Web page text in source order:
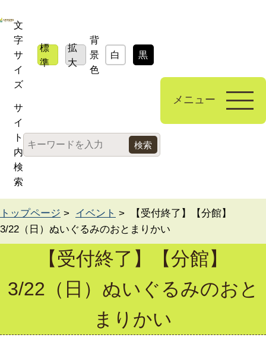
文
字
サ
イ
ズ
標
準
拡
大
背
景
色
白 黒
サ
イ
ト
内
検
索
メニュー
トップページ > イベント > 【受付終了】【分館】
3/22（日）ぬいぐるみのおとまりかい
【受付終了】【分館】
3/22（日）ぬいぐるみのおと
まりかい